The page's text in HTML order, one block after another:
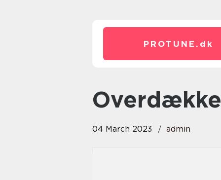
PROTUNE. dk
04 March 2023 admin